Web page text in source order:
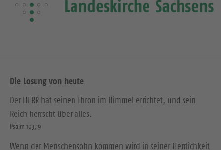
Die Losung von heute
Der HERR hat seinen Thron im Himmel errichtet, und sein
Reich herrscht über alles.
Psalm 103,19
Wenn der Menschensohn kommen wird in seiner Herrlichkeit